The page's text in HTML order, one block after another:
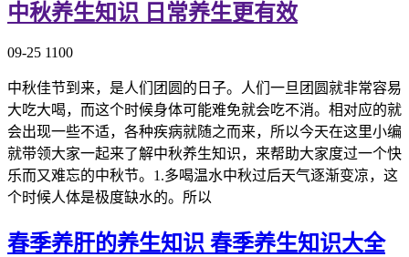
中秋养生知识 日常养生更有效
09-25 1100
中秋佳节到来，是人们团圆的日子。人们一旦团圆就非常容易
大吃大喝，而这个时候身体可能难免就会吃不消。相对应的就
会出现一些不适，各种疾病就随之而来，所以今天在这里小编
就带领大家一起来了解中秋养生知识，来帮助大家度过一个快
乐而又难忘的中秋节。1.多喝温水中秋过后天气逐渐变凉，这
个时候人体是极度缺水的。所以
春季养肝的养生知识 春季养生知识大全